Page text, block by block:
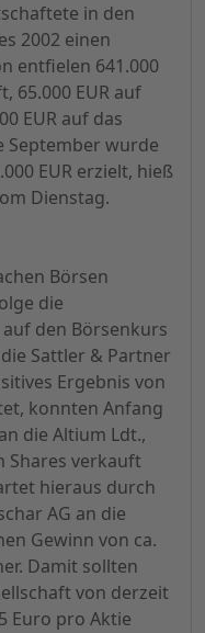
in den
2002 einen
entfielen 641.000
65.000 EUR auf
EUR auf das
September wurde
EUR erzielt, hieß
Dienstag.
Börsen
die
den Börsenkurs
Sattler & Partner
Ergebnis von
konnten Anfang
die Altium Ldt.,
Shares verkauft
hieraus durch
AG an die
Gewinn von ca.
Damit sollten
von derzeit
Euro pro Aktie